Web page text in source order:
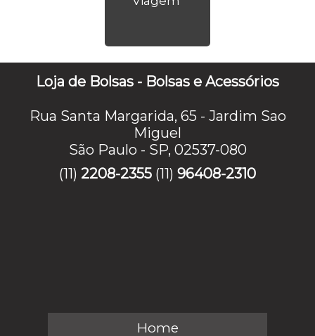
Loja de Bolsas - Bolsas e Acessórios
Rua Santa Margarida, 65 - Jardim Sao
Miguel
São Paulo - SP, 02537-080
(11) 2208-2355 (11) 96408-2310
Home